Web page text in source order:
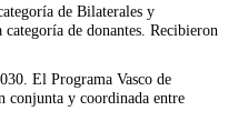
de Bilaterales y
de donantes. Recibieron
El Programa Vasco de
conjunta y coordinada entre